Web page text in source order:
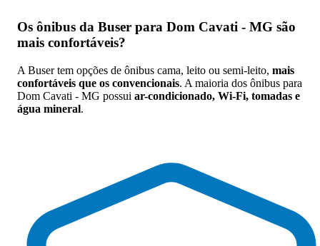
Os ônibus da Buser para Dom Cavati - MG são
mais confortáveis?
A Buser tem opções de ônibus cama, leito ou semi-leito, mais
confortáveis que os convencionais. A maioria dos ônibus para
Dom Cavati - MG possui ar-condicionado, Wi-Fi, tomadas e
água mineral.